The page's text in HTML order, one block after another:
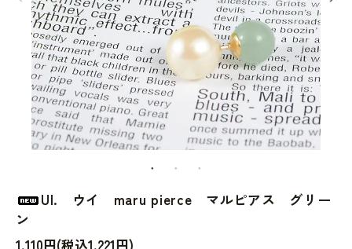
UI. ウイ maru pierce マルピアス グリー
ン
1,110円(税込1,221円)